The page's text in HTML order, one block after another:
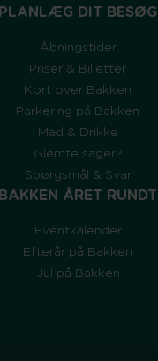
PLANLÆG DIT BESØG
Åbningstider
Priser & Billetter
Kort over Bakken
Parkering på Bakken
Mad & Drikke
Glemte sager?
Spørgsmål & Svar
BAKKEN ÅRET RUNDT
Eventkalender
Efterår på Bakken
Jul på Bakken